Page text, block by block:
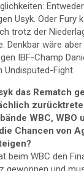
Usyk. Oder Fury
trotz der
Denkbar wäre
IBF-Champ
Undisputed-Fight.
das Rematch
WBC, WBO
Chancen von
beim WBC den